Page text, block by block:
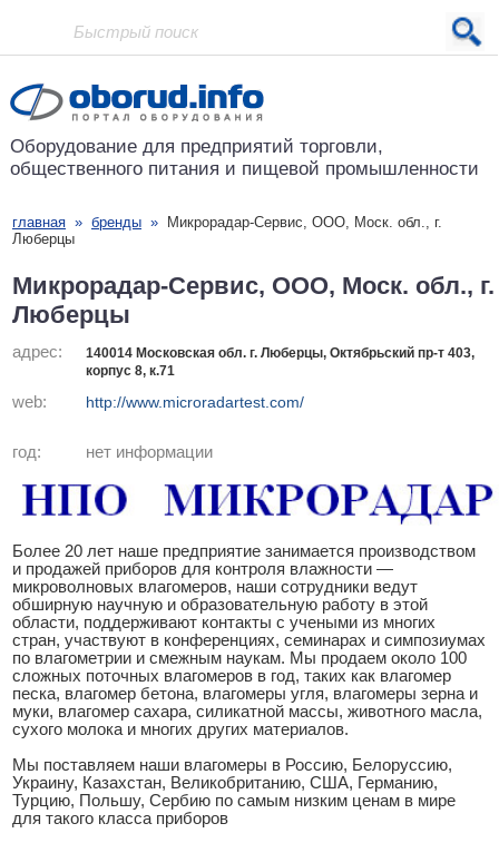
Проект основан в 2001 году
Оборудование для предприятий торговли,
общественного питания и пищевой промышленности
главная » бренды »
Микрорадар-Сервис, ООО, Моск. обл., г.
Люберцы
Микрорадар-Сервис, ООО, Моск. обл., г.
Люберцы
адрес:
140014 Московская обл. г. Люберцы, Октябрьский пр-т 403,
корпус 8, к.71
web: http://www.microradartest.com/
год: нет информации
Более 20 лет наше предприятие занимается производством
и продажей приборов для контроля влажности —
микроволновых влагомеров, наши сотрудники ведут
обширную научную и образовательную работу в этой
области, поддерживают контакты с учеными из многих
стран, участвуют в конференциях, семинарах и симпозиумах
по влагометрии и смежным наукам. Мы продаем около 100
сложных поточных влагомеров в год, таких как влагомер
песка, влагомер бетона, влагомеры угля, влагомеры зерна и
муки, влагомер сахара, силикатной массы, животного масла,
сухого молока и многих других материалов.
Мы поставляем наши влагомеры в Россию, Белоруссию,
Украину, Казахстан, Великобританию, США, Германию,
Турцию, Польшу, Сербию по самым низким ценам в мире
для такого класса приборов